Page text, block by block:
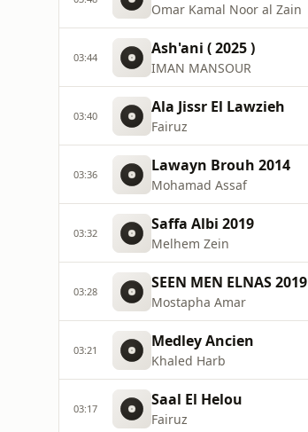
Omar Kamal Noor al Zain
03:44 Ash'ani ( 2025 )
IMAN MANSOUR
03:40 Ala Jissr El Lawzieh
Fairuz
03:36 Lawayn Brouh 2014
Mohamad Assaf
03:32 Saffa Albi 2019
Melhem Zein
03:28 SEEN MEN ELNAS 2019
Mostapha Amar
03:21 Medley Ancien
Khaled Harb
03:17 Saal El Helou
Fairuz